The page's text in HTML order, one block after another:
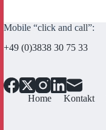
Mobile “click and call”:
+49 (0)3838 30 75 33
Home Kontakt